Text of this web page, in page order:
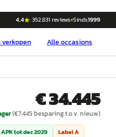
4,4 ·352.831 reviews Sinds1999
verkopen Alle occasions
€ 34.445
(€7.445 besparing t.o.v. nieuw)
totdec 2029 LabelA